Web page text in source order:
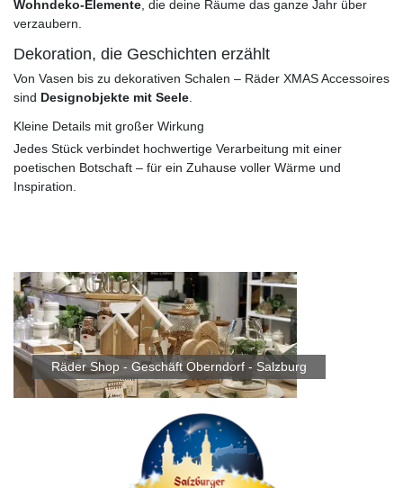
Wohndeko-Elemente , die deine Räume das ganze Jahr über
verzaubern.
Dekoration, die Geschichten erzählt
Von Vasen bis zu dekorativen Schalen – Räder XMAS Accessoires
sind Designobjekte mit Seele
Kleine Details mit großer Wirkung
Jedes Stück verbindet hochwertige Verarbeitung mit einer
poetischen Botschaft – für ein Zuhause voller Wärme und
Inspiration.
Räder Shop - Geschäft Oberndorf - Salzburg